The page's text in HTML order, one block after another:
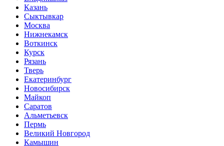
Казань
Сыктывкар
Москва
Нижнекамск
Воткинск
Курск
Рязань
Тверь
Екатеринбург
Новосибирск
Майкоп
Саратов
Альметьевск
Пермь
Великий Новгород
Камышин